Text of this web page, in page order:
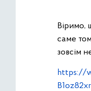
Віримо,
саме
зовсім
https://